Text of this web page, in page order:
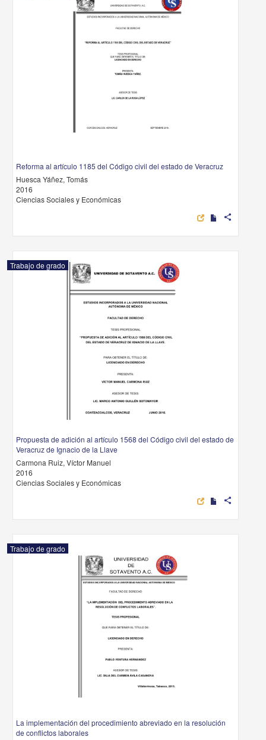
Reforma al artículo 1185 del Código civil del estado de Veracruz
Huesca Yáñez, Tomás
2016
Ciencias Sociales y Económicas
share
Trabajo de grado
Propuesta de adición al artículo 1568 del Código civil del estado de
Veracruz de Ignacio de la Llave
Carmona Ruiz, Víctor Manuel
2016
Ciencias Sociales y Económicas
share
Trabajo de grado
La implementación del procedimiento abreviado en la resolución
de conflictos laborales